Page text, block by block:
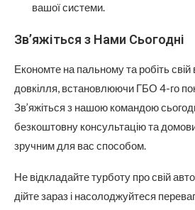
вашої системи.
Зв’яжіться з Нами Сьогодні
Економте на пальному та робіть
довкілля, встановлюючи ГБО 4-го
Зв’яжіться з нашою командою
безкоштовну консультацію та
зручним для вас способом.
Не відкладайте турботу про свій
дійте зараз і насолоджуйтеся